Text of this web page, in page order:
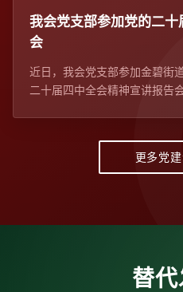
我会党支部参加党的二
会​
近日，我会党支部参加金碧街
二十届四中全会精神宣讲报告
更多党
替